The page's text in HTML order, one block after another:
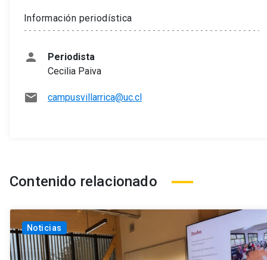
Información periodística
person
Periodista
Cecilia Paiva
mail campusvillarrica@uc.cl
Contenido relacionado
Noticias